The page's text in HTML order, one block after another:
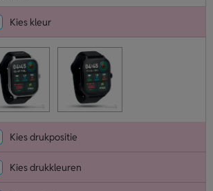
Kies kleur
Kies drukpositie
Kies drukkleuren